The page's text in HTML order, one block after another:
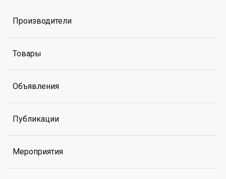
Производители
Товары
Объявления
Публикации
Мероприятия